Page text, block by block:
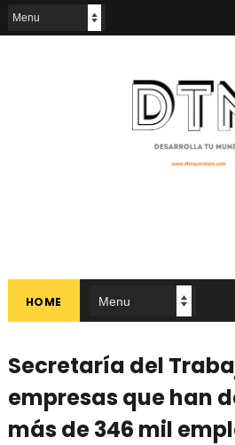
HOME
Secretaría del
empresas que han
más de 346 mil